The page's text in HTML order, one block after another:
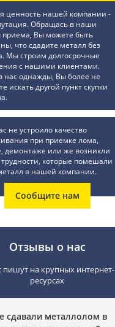
ценность нашей компании -
Обращась в наши
приема, Вы можете быть
что сдадите металл без
Мы строим долгосрочные
с нашими клиентами.
нас однажды, Вы более не
искать другой пункт скупки
не устроило качество
при приемке лома,
демонтаже или же возникли
которые помешали
в нашей компании.
Сообщите нам
Отзывы о нас
пишут на крупных интернет-
ресурсах
сдавали металлолом в